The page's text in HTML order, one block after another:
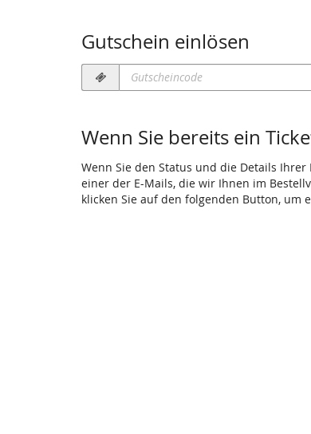
Gutschein einlösen
Gutscheincode
erforderlich
Wenn Sie bereits ein
Wenn Sie den Status und die Details
einer der E-Mails, die wir Ihnen im
klicken Sie auf den folgenden Button, um